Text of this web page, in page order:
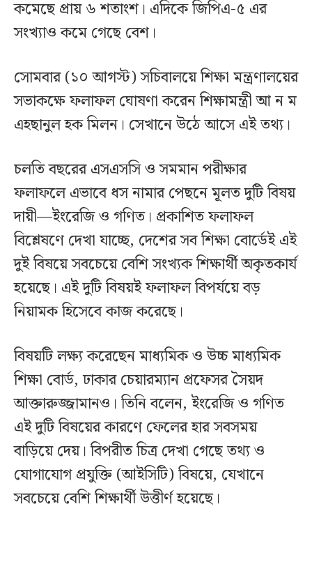
কমেছে প্রায় ৬ শতাংশ। এদিকে জিপিএ-৫ এর
সংখ্যাও কমে গেছে বেশ।
সোমবার (১০ আগস্ট) সচিবালয়ে শিক্ষা মন্ত্রণালয়ের
সভাকক্ষে ফলাফল ঘোষণা করেন শিক্ষামন্ত্রী আ ন ম
এহছানুল হক মিলন। সেখানে উঠে আসে এই তথ্য।
চলতি বছরের এসএসসি ও সমমান পরীক্ষার
ফলাফলে এভাবে ধস নামার পেছনে মূলত দুটি বিষয়
দায়ী—ইংরেজি ও গণিত। প্রকাশিত ফলাফল
বিশ্লেষণে দেখা যাচ্ছে, দেশের সব শিক্ষা বোর্ডেই এই
দুই বিষয়ে সবচেয়ে বেশি সংখ্যক শিক্ষার্থী অকৃতকার্য
হয়েছে। এই দুটি বিষয়ই ফলাফল বিপর্যয়ে বড়
নিয়ামক হিসেবে কাজ করেছে।
বিষয়টি লক্ষ্য করেছেন মাধ্যমিক ও উচ্চ মাধ্যমিক
শিক্ষা বোর্ড, ঢাকার চেয়ারম্যান প্রফেসর সৈয়দ
আক্তারুজ্জামানও। তিনি বলেন, ইংরেজি ও গণিত
এই দুটি বিষয়ের কারণে ফেলের হার সবসময়
বাড়িয়ে দেয়। বিপরীত চিত্র দেখা গেছে তথ্য ও
যোগাযোগ প্রযুক্তি (আইসিটি) বিষয়ে, যেখানে
সবচেয়ে বেশি শিক্ষার্থী উত্তীর্ণ হয়েছে।